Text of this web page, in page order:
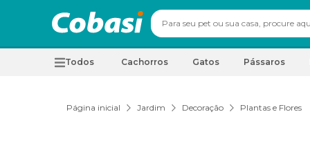
Todos Cachorros Gatos Pássaros
Página inicial Jardim Decoração Plantas e Flores